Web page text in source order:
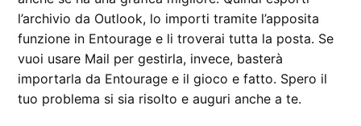
l’archivio da Outlook, lo importi tramite l’apposita
funzione in Entourage e li troverai tutta la posta. Se
vuoi usare Mail per gestirla, invece, basterà
importarla da Entourage e il gioco e fatto. Spero il
tuo problema si sia risolto e auguri anche a te.